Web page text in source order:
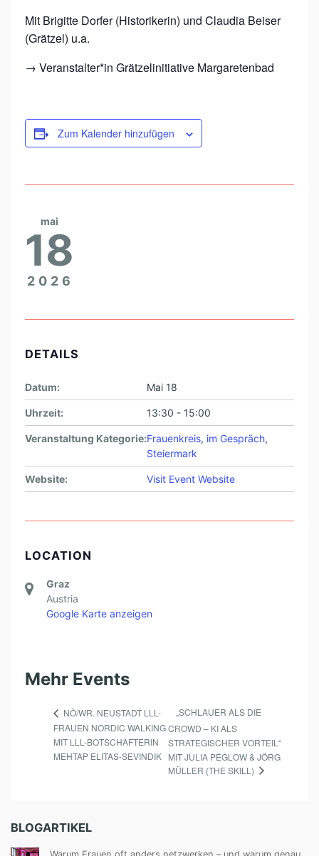
G
Mit Brigitte Dorfer (Historikerin) und Claudia Beiser
(Grätzel) u.a.
→ Veranstalter*in Grätzelinitiative Margaretenbad
Zum Kalender hinzufügen
mai
18
2026
DETAILS
Datum: Mai 18
Uhrzeit: 13:30 - 15:00
Veranstaltung Kategorie:Frauenkreis, im Gespräch,
Steiermark
Website: Visit Event Website
LOCATION
Graz
Austria
Google Karte anzeigen
Mehr Events
NÖ/WR. NEUSTADT LLL-
FRAUEN NORDIC WALKING
MIT LLL-BOTSCHAFTERIN
MEHTAP ELITAS-SEVINDIK
„SCHLAUER ALS DIE
CROWD – KI ALS
STRATEGISCHER VORTEIL“
MIT JULIA PEGLOW & JÖRG
MÜLLER (THE SKILL)
BLOGARTIKEL